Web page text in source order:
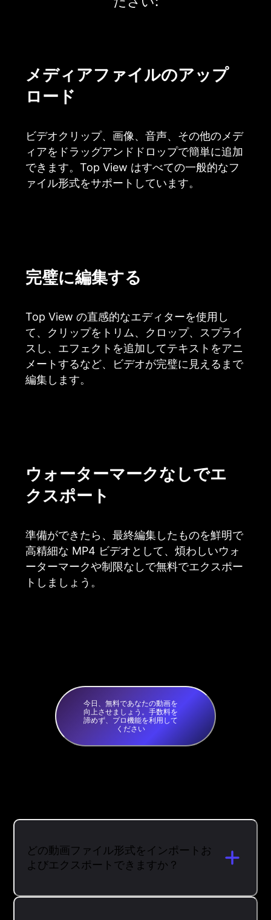
メディアファイルのアップ
ロード
ビデオクリップ、画像、音声、その他のメデ
ィアをドラッグアンドドロップで簡単に追加
できます。Top View はすべての一般的なフ
ァイル形式をサポートしています。
完璧に編集する
Top View の直感的なエディターを使用し
て、クリップをトリム、クロップ、スプライ
スし、エフェクトを追加してテキストをアニ
メートするなど、ビデオが完璧に見えるまで
編集します。
ウォーターマークなしでエ
クスポート
準備ができたら、最終編集したものを鮮明で
高精細な MP4 ビデオとして、煩わしいウォ
ーターマークや制限なしで無料でエクスポー
トしましょう。
今日、無料であなたの動画を
向上させましょう。手数料を
諦めず、プロ機能を利用して
ください
どの動画ファイル形式をインポートお
よびエクスポートできますか？